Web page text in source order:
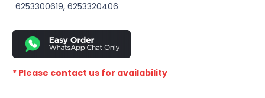
6253300619, 6253320406
* Please contact us for availability